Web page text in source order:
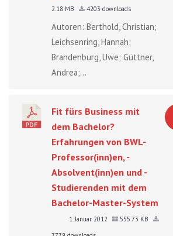
2.18 MB
4203 downloads
Autoren: Berthold, Christian;
Leichsenring, Hannah;
Brandenburg, Uwe; Güttner,
Andrea;...
Fit fürs Business mit
dem Bachelor?
Erfahrungen von BWL-
Professor(inn)en, -
Absolvent(inn)en und -
Studierenden mit dem
Bachelor-Master-System
1. Januar 2012
555.73 KB